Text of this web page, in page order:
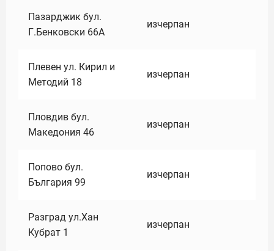
Пазарджик бул.
Г.Бенковски 66А
изчерпан
Плевен ул. Кирил и
Методий 18
изчерпан
Пловдив бул.
Македония 46
изчерпан
Попово бул.
България 99
изчерпан
Разград ул.Хан
Кубрат 1
изчерпан